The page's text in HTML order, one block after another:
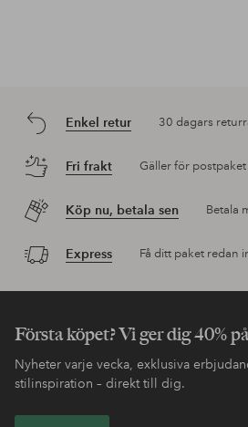
Enkel retur 30 dagars
Fri frakt Gäller för postpaket
Köp nu, betala sen Betala
Express Få ditt paket redan
Första köpet? Vi ger dig 40%
Nyheter varje vecka, exklusiva
stilinspiration – direkt till dig.